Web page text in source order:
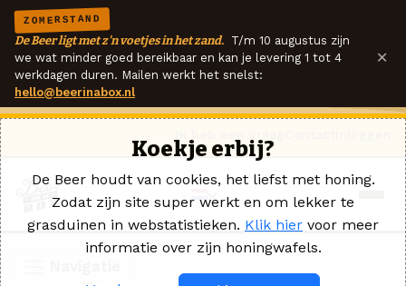
ZOMERSTAND
De Beer ligt met z'n voetjes in het zand. T/m 10 augustus zijn
we wat minder goed bereikbaar en kan je levering 1 tot 4
werkdagen duren. Mailen werkt het snelst:
hello@beerinabox.nl
×
Koekje erbij?
De Beer houdt van cookies, het liefst met honing.
Zodat zijn site super werkt en om lekker te
grasduinen in webstatistieken. Klik hier voor meer
informatie over zijn honingwafels.